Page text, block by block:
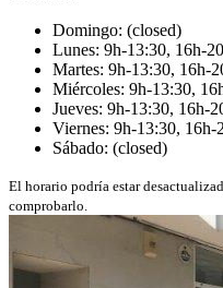
Domingo: (closed)
Lunes: 9h-13:30, 16h-
Martes: 9h-13:30, 16h-
Miércoles: 9h-13:30,
Jueves: 9h-13:30, 16h-
Viernes: 9h-13:30, 16h-
Sábado: (closed)
El horario podría estar
comprobarlo.